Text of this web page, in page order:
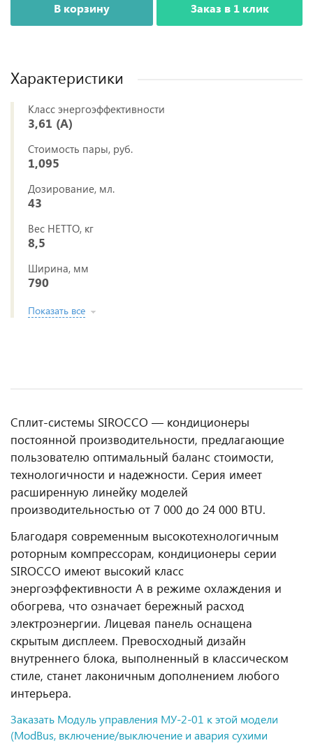
В корзину Заказ в 1 клик
Характеристики
Класс энергоэффективности
3,61 (A)
Стоимость пары, руб.
1,095
Дозирование, мл.
43
Вес НЕТТО, кг
8,5
Ширина, мм
790
Показать все
Сплит-системы SIROCCO — кондиционеры
постоянной производительности, предлагающие
пользователю оптимальный баланс стоимости,
технологичности и надежности. Серия имеет
расширенную линейку моделей
производительностью от 7 000 до 24 000 BTU.
Благодаря современным высокотехнологичным
роторным компрессорам, кондиционеры серии
SIROCCO имеют высокий класс
энергоэффективности А в режиме охлаждения и
обогрева, что означает бережный расход
электроэнергии. Лицевая панель оснащена
скрытым дисплеем. Превосходный дизайн
внутреннего блока, выполненный в классическом
стиле, станет лаконичным дополнением любого
интерьера.
Заказать Модуль управления МУ-2-01 к этой модели
(ModBus, включение/выключение и авария сухими